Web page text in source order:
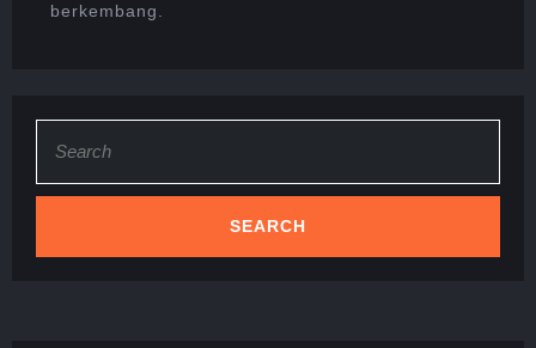
berkembang.
for: